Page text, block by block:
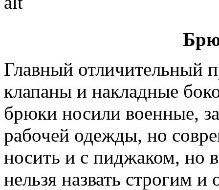
Главный отличительный
клапаны и накладные
брюки носили военные,
рабочей одежды, но
носить и с пиджаком, но
нельзя назвать строгим